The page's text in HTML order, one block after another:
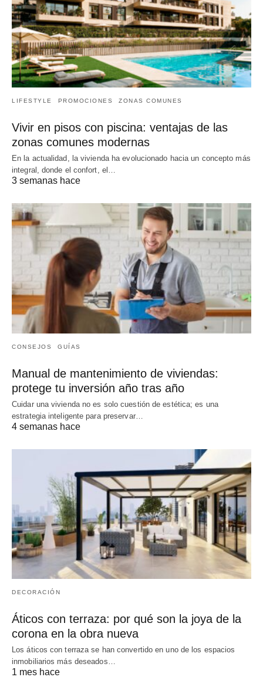
LIFESTYLE PROMOCIONES ZONAS COMUNES
Vivir en pisos con piscina: ventajas de las
zonas comunes modernas
En la actualidad, la vivienda ha evolucionado hacia un concepto más
integral, donde el confort, el…
3 semanas hace
CONSEJOS GUÍAS
Manual de mantenimiento de viviendas:
protege tu inversión año tras año
Cuidar una vivienda no es solo cuestión de estética; es una
estrategia inteligente para preservar…
4 semanas hace
DECORACIÓN
Áticos con terraza: por qué son la joya de la
corona en la obra nueva
Los áticos con terraza se han convertido en uno de los espacios
inmobiliarios más deseados…
1 mes hace